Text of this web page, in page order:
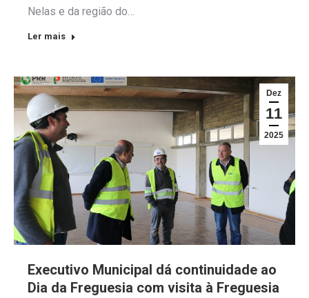
Nelas e da região do…
Ler mais
Dez
11
2025
Executivo Municipal dá continuidade ao
Dia da Freguesia com visita à Freguesia